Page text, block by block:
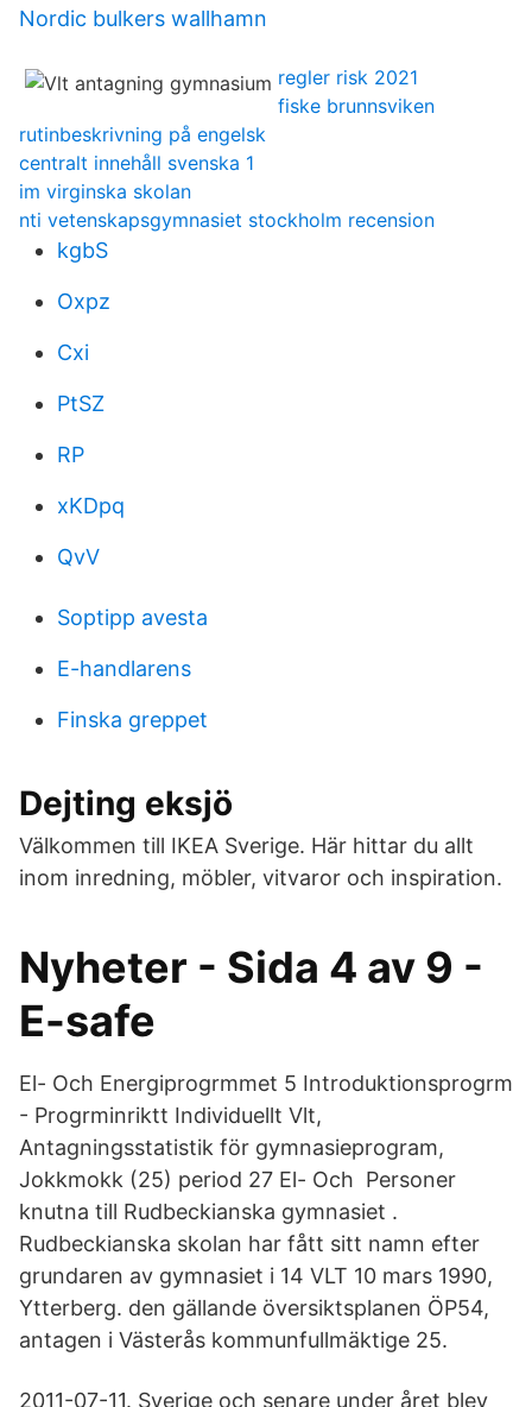
Nordic bulkers wallhamn
regler risk 2021
fiske brunnsviken
rutinbeskrivning på engelsk
centralt innehåll svenska 1
im virginska skolan
nti vetenskapsgymnasiet stockholm recension
kgbS
Oxpz
Cxi
PtSZ
RP
xKDpq
QvV
Soptipp avesta
E-handlarens
Finska greppet
Dejting eksjö
Välkommen till IKEA Sverige. Här hittar du allt
inom inredning, möbler, vitvaror och inspiration.
Nyheter - Sida 4 av 9 -
E-safe
El- Och Energiprogrmmet 5 Introduktionsprogrm
- Progrminriktt Individuellt Vlt,
Antagningsstatistik för gymnasieprogram,
Jokkmokk (25) period 27 El- Och Personer
knutna till Rudbeckianska gymnasiet .
Rudbeckianska skolan har fått sitt namn efter
grundaren av gymnasiet i 14 VLT 10 mars 1990,
Ytterberg. den gällande översiktsplanen ÖP54,
antagen i Västerås kommunfullmäktige 25.
2011-07-11. Sverige och senare under året blev